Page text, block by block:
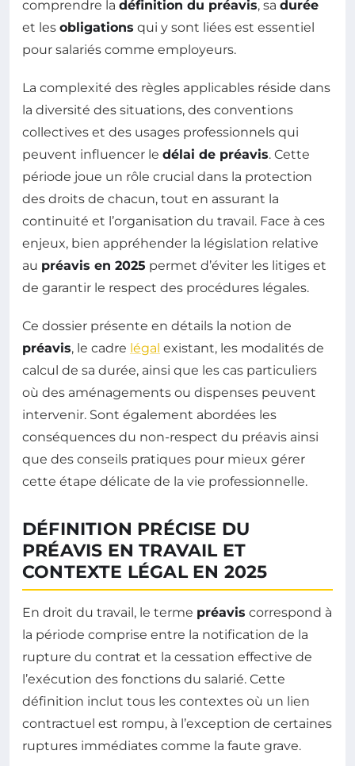
comprendre la définition du préavis, sa durée
et les obligations qui y sont liées est essentiel
pour salariés comme employeurs.
La complexité des règles applicables réside dans
la diversité des situations, des conventions
collectives et des usages professionnels qui
peuvent influencer le délai de préavis. Cette
période joue un rôle crucial dans la protection
des droits de chacun, tout en assurant la
continuité et l’organisation du travail. Face à ces
enjeux, bien appréhender la législation relative
au préavis en 2025 permet d’éviter les litiges et
de garantir le respect des procédures légales.
Ce dossier présente en détails la notion de
préavis, le cadre légal existant, les modalités de
calcul de sa durée, ainsi que les cas particuliers
où des aménagements ou dispenses peuvent
intervenir. Sont également abordées les
conséquences du non-respect du préavis ainsi
que des conseils pratiques pour mieux gérer
cette étape délicate de la vie professionnelle.
DÉFINITION PRÉCISE DU
PRÉAVIS EN TRAVAIL ET
CONTEXTE LÉGAL EN 2025
En droit du travail, le terme préavis correspond à
la période comprise entre la notification de la
rupture du contrat et la cessation effective de
l’exécution des fonctions du salarié. Cette
définition inclut tous les contextes où un lien
contractuel est rompu, à l’exception de certaines
ruptures immédiates comme la faute grave.